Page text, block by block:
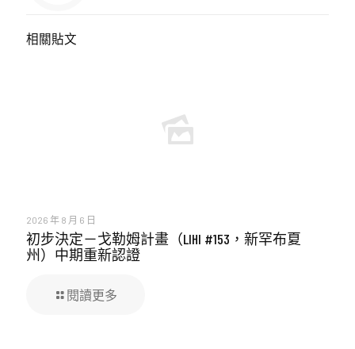
相關貼文
2026 年 8 月 6 日
初步決定－戈勒姆計畫（LIHI #153，新罕布夏
州）中期重新認證
閱讀更多